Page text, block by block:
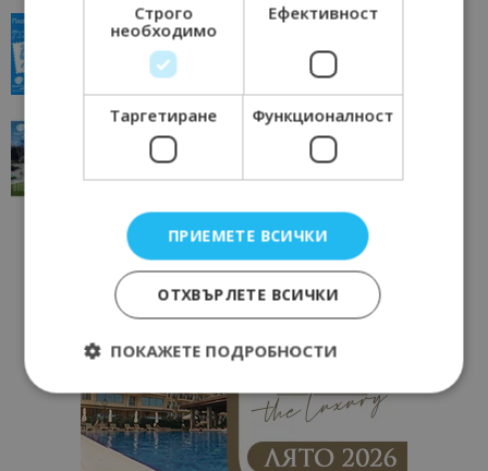
“Пощенска картичка от…”: Пловдив, градът на
всички времена
Пловдив 23/06/2026 10:00
“Пощенска картичка от…”: Перник – град на
традициите, културата и вдъхновяващите...
Перник 17/06/2026 09:01
Строго
необходимо
Ефективност
Таргетиране Функционалност
ПРИЕМЕТЕ ВСИЧКИ
ОТХВЪРЛЕТЕ ВСИЧКИ
ПОКАЖЕТЕ ПОДРОБНОСТИ
Строго необходимо
Таргетиране
Функционалност